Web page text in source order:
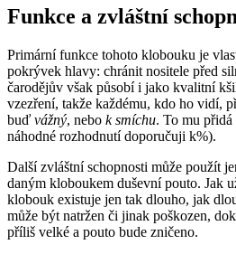
Funkce a zvláštní
Primární funkce tohoto klobouku je
pokrývek hlavy: chránit nositele před
čarodějův však působí i jako kvalitní
vzezření, takže každému, kdo ho vidí,
buď vážný, nebo k smíchu. To mu
náhodné rozhodnutí doporučuji k%).
Další zvláštní schopnosti může použít
daným kloboukem duševní pouto. Jak
klobouk existuje jen tak dlouho, jak
může být natržen či jinak poškozen,
příliš velké a pouto bude zničeno.